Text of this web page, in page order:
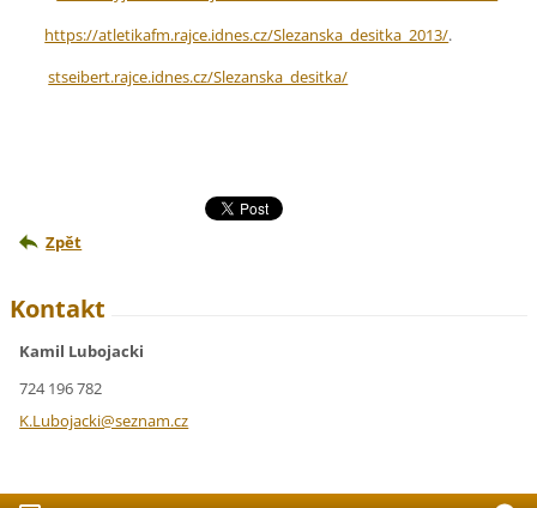
https://atletikafm.rajce.idnes.cz/Slezanska_desitka_2013/.
stseibert.rajce.idnes.cz/Slezanska_desitka/
Zpět
Kontakt
Kamil Lubojacki
724 196 782
K.Lubojacki@seznam.cz